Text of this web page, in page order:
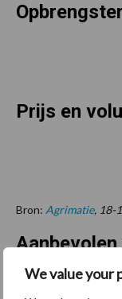
We value your
Prijs en
Bron: Agrimatie, 18-